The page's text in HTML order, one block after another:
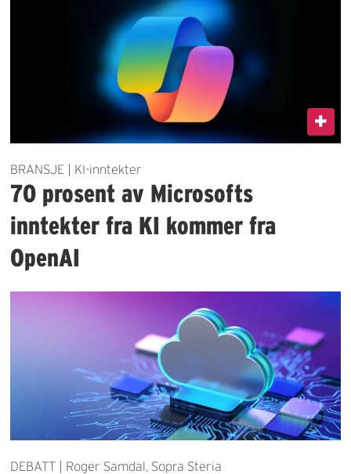
BRANSJE | KI-inntekter
70 prosent av Microsofts
inntekter fra KI kommer fra
OpenAI
DEBATT | Roger Samdal, Sopra Steria